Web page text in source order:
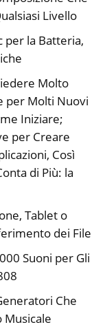
Livello
per la Batteria,
Molto
per Molti Nuovi
Iniziare;
per Creare
Così
di Più: la
Tablet o
dei File
Suoni per Gli
Che
Musicale